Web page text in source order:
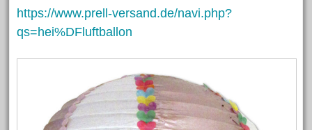
https://www.prell-versand.de/navi.php?
qs=hei%DFluftballon